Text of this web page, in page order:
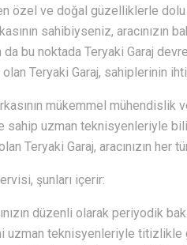
özel ve doğal güzelliklerle
sahibiyseniz, aracınızın
bu noktada Teryaki Garaj
Teryaki Garaj, sahiplerinin
mükemmel mühendislik
sahip uzman teknisyenleriyle
Teryaki Garaj, aracınızın her
şunları içerir:
düzenli olarak periyodik
uzman teknisyenleriyle titizlikle